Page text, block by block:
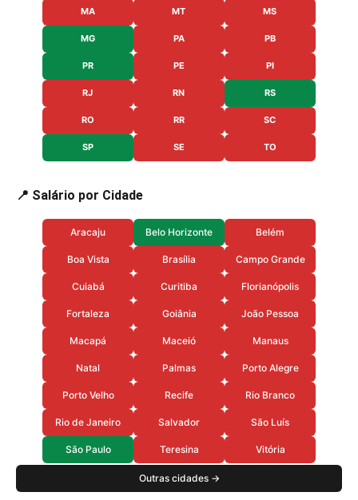
MA MT MS
MG PA PB
PR PE PI
RJ RN RS
RO RR SC
SP SE TO
📍 Salário por Cidade
Aracaju Belo Horizonte Belém
Boa Vista Brasília Campo Grande
Cuiabá Curitiba Florianópolis
Fortaleza Goiânia João Pessoa
Macapá Maceió Manaus
Natal Palmas Porto Alegre
Porto Velho Recife Rio Branco
Rio de Janeiro Salvador São Luís
São Paulo Teresina Vitória
Outras cidades →